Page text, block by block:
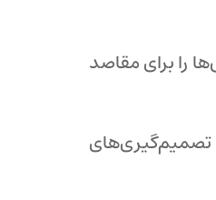
را برای مقاصد
تصمیم‌گیری‌های